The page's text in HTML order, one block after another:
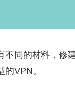
不同的材料，修
VPN。